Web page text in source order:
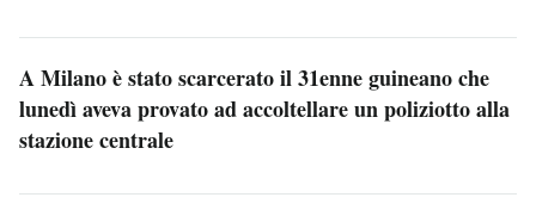
A Milano è stato scarcerato il 31enne guineano che
lunedì aveva provato ad accoltellare un poliziotto alla
stazione centrale